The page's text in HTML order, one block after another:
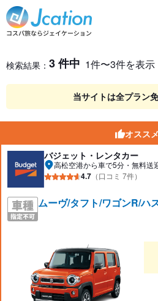
レンタカー検索・比較
レンタカー検索結果
検索結果： 3 件中 1件〜3件を表示
当サイトは全プラン
オススメ
バジェット・レンタカー
高松空港から車で5分・無料送
4.7 （口コミ 7件）
ムーヴ/タフト/ワゴンR/ハ